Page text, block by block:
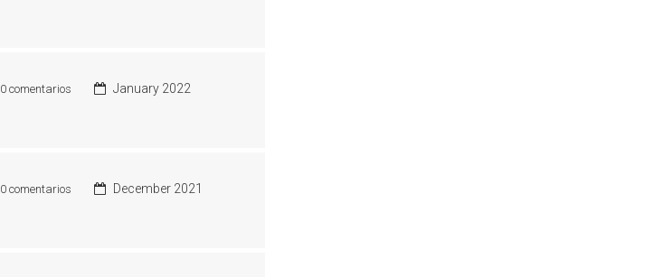
0comentarios January 2022
0comentarios December 2021